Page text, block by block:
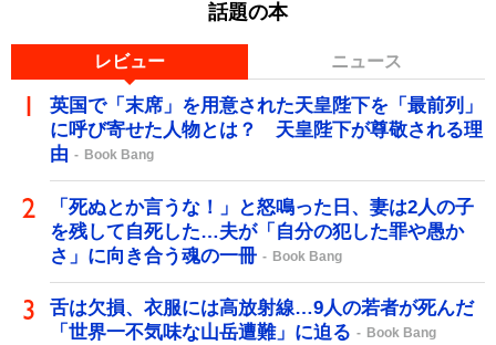
話題の本
レビュー ニュース
英国で「末席」を用意された天皇陛下を「最前列」
に呼び寄せた人物とは？ 天皇陛下が尊敬される理
由
Book Bang
「死ぬとか言うな！」と怒鳴った日、妻は2人の子
を残して自死した…夫が「自分の犯した罪や愚か
さ」に向き合う魂の一冊
Book Bang
舌は欠損、衣服には高放射線…9人の若者が死んだ
「世界一不気味な山岳遭難」に迫る
Book Bang